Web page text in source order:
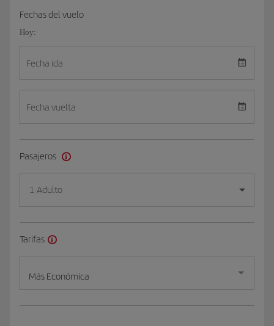
Fechas del vuelo
Hoy:
Fecha ida
Fecha vuelta
Pasajeros
1 Adulto
Tarifas
Más Económica